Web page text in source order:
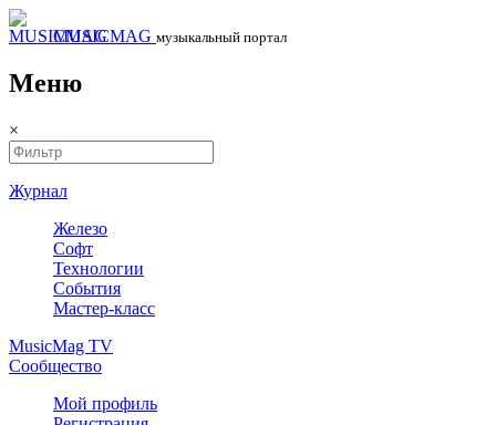
MUSICMAG музыкальный портал
Меню
×
Журнал
Железо
Софт
Технологии
События
Мастер-класс
MusicMag TV
Сообщество
Мой профиль